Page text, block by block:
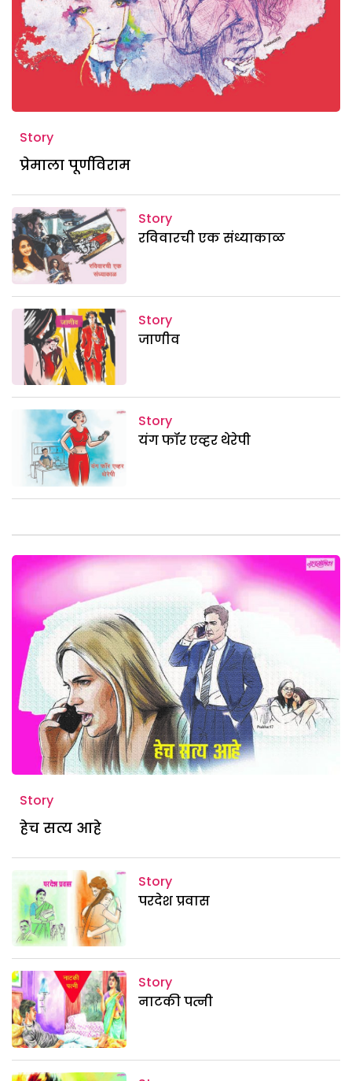
Story
प्रेमाला पूर्णविराम
Story
रविवारची एक संध्याकाळ
Story
जाणीव
Story
यंग फॉर एव्हर थेरेपी
Story
हेच सत्य आहे
Story
परदेश प्रवास
Story
नाटकी पत्नी